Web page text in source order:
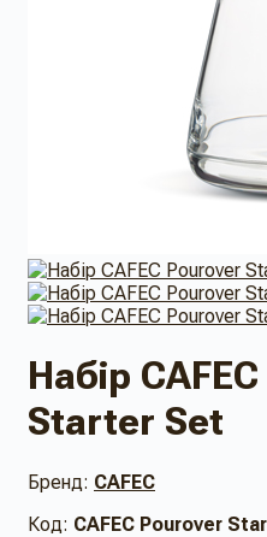
Набір
Starter Set
Бренд: CAFEC
Код: CAFEC Pourover